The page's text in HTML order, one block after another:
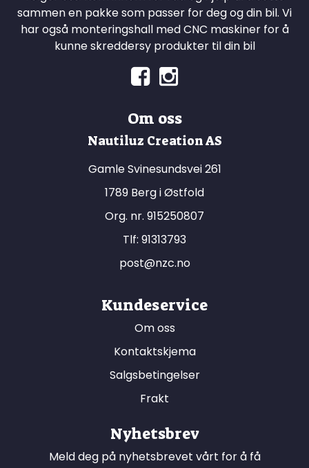
sammen en pakke som passer for deg og din bil. Vi
har også monteringshall med CNC maskiner for å
kunne skreddersy produkter til din bil
Om oss
Nautiluz Creation AS
Gamle Svinesundsvei 261
1789 Berg i Østfold
Org. nr. 915250807
Tlf: 91313793
post@nzc.no
Kundeservice
Om oss
Kontaktskjema
Salgsbetingelser
Frakt
Nyhetsbrev
Meld deg på nyhetsbrevet vårt for å få